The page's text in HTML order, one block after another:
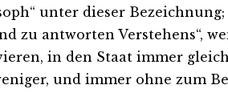
unter dieser Bezeichnung;
zu antworten Verstehens“,
in den Staat immer
und immer ohne zum